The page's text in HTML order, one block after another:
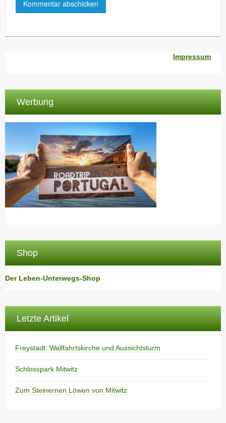
Impressum
Werbung
Shop
Der Leben-Unterwegs-Shop
Letzte Artikel
Freystadt: Wallfahrtskirche und Aussichtsturm
Schlosspark Mitwitz
Zum Steinernen Löwen von Mitwitz